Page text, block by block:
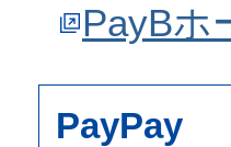
PayBホ
PayPay